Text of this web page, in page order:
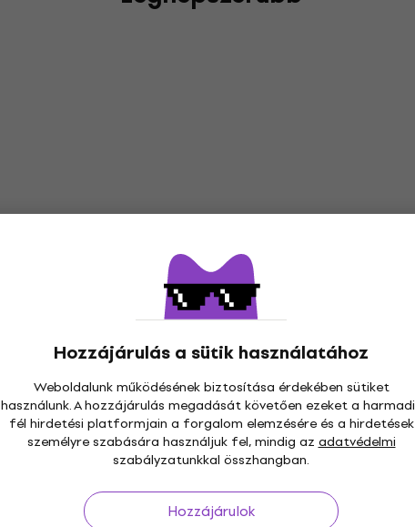
Hozzájárulás a sütik használatához
Weboldalunk működésének biztosítása érdekében sütiket
használunk. A hozzájárulás megadását követően ezeket a
fél hirdetési platformjain a forgalom elemzésére és a hirdetések
személyre szabására használjuk fel, mindig az adatvédelmi
szabályzatunkkal összhangban.
Hozzájárulok